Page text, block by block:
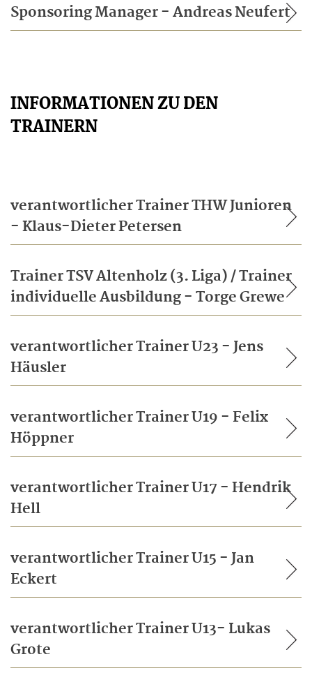
Sponsoring Manager - Andreas Neufert
INFORMATIONEN ZU DEN
TRAINERN
verantwortlicher Trainer THW Junioren
- Klaus-Dieter Petersen
Trainer TSV Altenholz (3. Liga) / Trainer
individuelle Ausbildung - Torge Grewe
verantwortlicher Trainer U23 - Jens
Häusler
verantwortlicher Trainer U19 - Felix
Höppner
verantwortlicher Trainer U17 - Hendrik
Hell
verantwortlicher Trainer U15 - Jan
Eckert
verantwortlicher Trainer U13- Lukas
Grote